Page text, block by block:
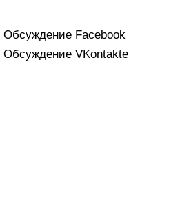
Обсуждение Facebook
Обсуждение VKontakte